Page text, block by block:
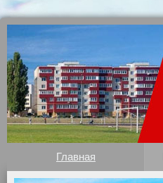
Главная